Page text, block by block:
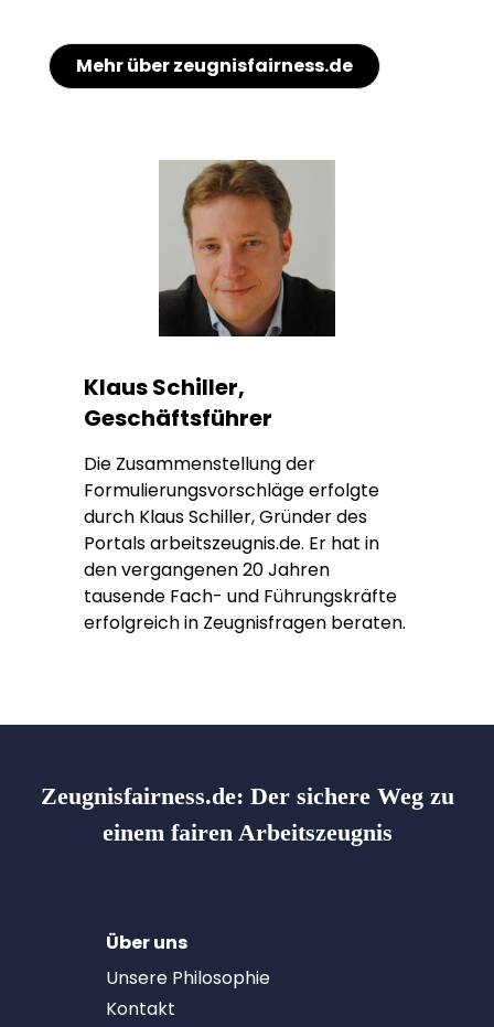
Mehr über zeugnisfairness.de
Klaus Schiller,
Geschäftsführer
Die Zusammenstellung der
Formulierungsvorschläge erfolgte
durch Klaus Schiller, Gründer des
Portals arbeitszeugnis.de. Er hat in
den vergangenen 20 Jahren
tausende Fach- und Führungskräfte
erfolgreich in Zeugnisfragen beraten.
Zeugnisfairness.de: Der sichere Weg zu
einem fairen Arbeitszeugnis
Über uns
Unsere Philosophie
Kontakt